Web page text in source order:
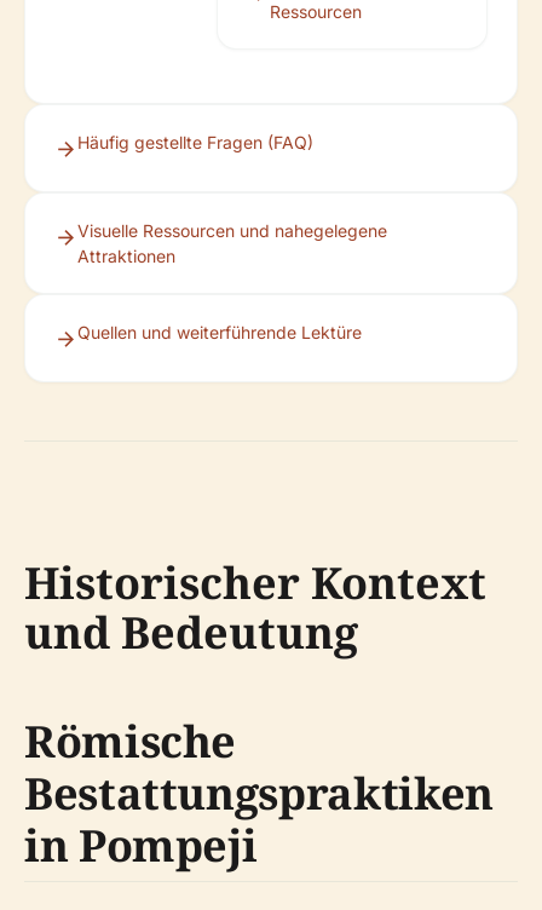
Ressourcen
Häufig gestellte Fragen (FAQ)
Visuelle Ressourcen und nahegelegene
Attraktionen
Quellen und weiterführende Lektüre
Historischer Kontext
und Bedeutung
Römische
Bestattungspraktiken
in Pompeji